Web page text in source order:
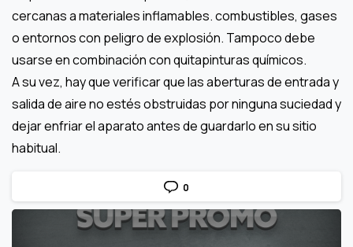
cercanas a materiales inflamables. combustibles, gases
o entornos con peligro de explosión. Tampoco debe
usarse en combinación con quitapinturas químicos.
A su vez, hay que verificar que las aberturas de entrada y
salida de aire no estés obstruidas por ninguna suciedad y
dejar enfriar el aparato antes de guardarlo en su sitio
habitual.
0